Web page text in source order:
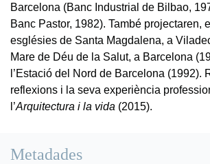
Barcelona (Banc Industrial de Bilbao,
Banc Pastor, 1982). També projectaren,
esglésies de Santa Magdalena, a
Mare de Déu de la Salut, a Barcelona
l’Estació del Nord de Barcelona (1992).
reflexions i la seva experiència
l’Arquitectura i la vida (2015).
Metadades